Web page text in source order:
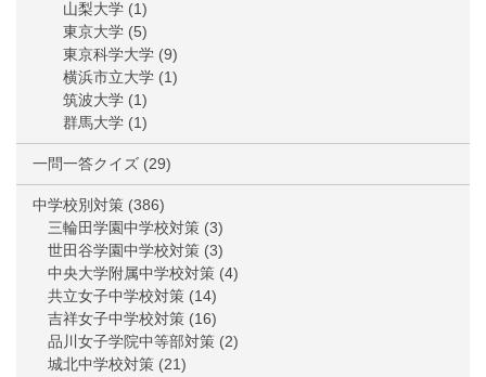
山梨大学 (1)
東京大学 (5)
東京科学大学 (9)
横浜市立大学 (1)
筑波大学 (1)
群馬大学 (1)
一問一答クイズ (29)
中学校別対策 (386)
三輪田学園中学校対策 (3)
世田谷学園中学校対策 (3)
中央大学附属中学校対策 (4)
共立女子中学校対策 (14)
吉祥女子中学校対策 (16)
品川女子学院中等部対策 (2)
城北中学校対策 (21)